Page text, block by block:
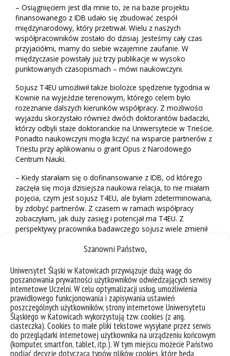
Szanowni Państwo,
Uniwersytet Śląski w Katowicach przywiązuje dużą wagę do
poszanowania prywatności użytkowników odwiedzających serwisy
internetowe Uczelni. W celu optymalizacji usług, umożliwienia
prawidłowego funkcjonowania i zapisywania ustawień
poszczególnych użytkowników, strony internetowe Uniwersytetu
Śląskiego w Katowicach wykorzystują tzw. cookies (z ang.
ciasteczka). Cookies to małe pliki tekstowe wysyłane przez serwis
do przeglądarki internetowej użytkownika na urządzeniu końcowym
(komputer, smartfon, tablet, itp.). W tym miejscu możecie Państwo
podjąć decyzję dotyczącą typów plików cookies, które będą
– Osiągnięciem jest dla mnie to, że na bazie projektu
finansowanego z IDB udało się zbudować zespół
międzynarodowy, który przetrwał. Wielu z naszych
współpracowników zostało do dzisiaj. Jesteśmy cały czas
przyjaciółmi, mamy do siebie wzajemne zaufanie. W
międzyczasie powstały już trzy publikacje w wysoko
punktowanych czasopismach – mówi naukowczyni.
Sojusz T4EU umożliwił także biolożce spędzenie tygodnia w
Kownie na wyjeździe terenowym, którego celem było
rozeznanie dalszych kierunków współpracy. Z możliwości
wyjazdu skorzystało również dwóch doktorantów badaczki,
którzy odbyli staże doktoranckie na Uniwersytecie w Trieście.
Ponadto naukowczyni mogła liczyć na wsparcie partnerów z
Triestu przy aplikowaniu o grant Opus z Narodowego
Centrum Nauki.
– Kiedy starałam się o dofinansowanie z IDB, od którego
zaczęła się moja dzisiejsza naukowa relacja, to nie miałam
pojęcia, czym jest sojusz T4EU, ale byłam zdeterminowana,
by zdobyć partnerów. Z czasem w ramach współpracy
zobaczyłam, jak duży zasięg i potencjał ma T4EU. Z
perspektywy pracownika badawczego sojusz wiele zmienił
wiele możliwości – przyznaje naukowczyni.
W ramach T4EU Uniwersytet Śląski uzyskał dofinansowanie
z Narodowej Agencji Wymiany Akademickiej na dodatkowy
projekt „Stronger Together”. Dzięki niemu udało się m.in.
zorganizować Szkołę Letnią Aquamatyki z udziałem
studentów z Kowna oraz nauczycieli z Kowna i Triestu, spływ
badawczy Niemnem, podczas którego zebrano mnóstwo
prób środowiskowych i dokonano wielu pomiarów (wyniki
są w trakcie opracowania) oraz konferencję aquamatyczną.
Kolejnakonferencja została zaplanowana na październik